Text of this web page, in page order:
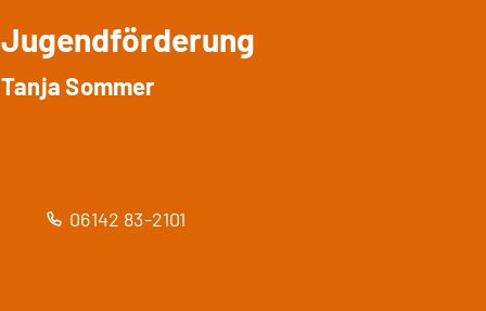
Jugendförderung
Tanja Sommer
06142 83-2101